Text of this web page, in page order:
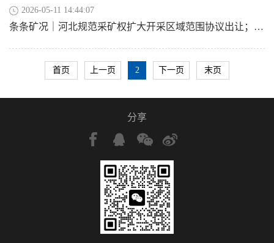
2026-05-11 14:44:07
条条矿况｜河北规范采矿权扩大开采区域范围协议出让；委内瑞拉颁布新矿法对外开放矿业；兴业银锡拟以1.64 亿元收购西藏查拉普金矿
首页 上一页 2 下一页 末页
分享